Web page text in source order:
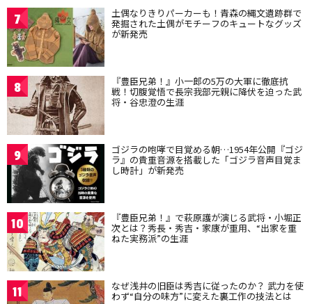
7 土偶なりきりパーカーも！青森の縄文遺跡群で
発掘された土偶がモチーフのキュートなグッズ
が新発売
8 『豊臣兄弟！』小一郎の5万の大軍に徹底抗
戦！切腹覚悟で長宗我部元親に降伏を迫った武
将・谷忠澄の生涯
9 ゴジラの咆哮で目覚める朝…1954年公開『ゴジ
ラ』の貴重音源を搭載した「ゴジラ音声目覚ま
し時計」が新発売
10 『豊臣兄弟！』で萩原護が演じる武将・小堀正
次とは？秀長・秀吉・家康が重用、“出家を重
ねた実務派”の生涯
11 なぜ浅井の旧臣は秀吉に従ったのか？ 武力を使
わず“自分の味方”に変えた裏工作の技法とは